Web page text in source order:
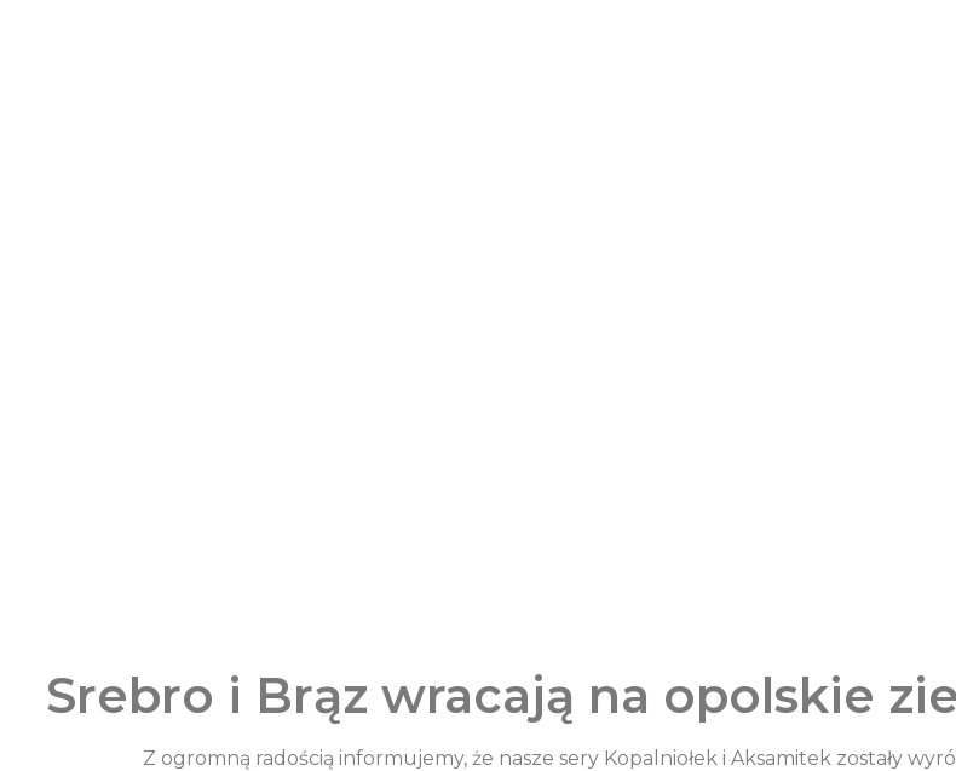
Srebro i Brąz wracają na opolskie
Z ogromną radością informujemy, że nasze sery Kopalniołek i Aksamitek zostały